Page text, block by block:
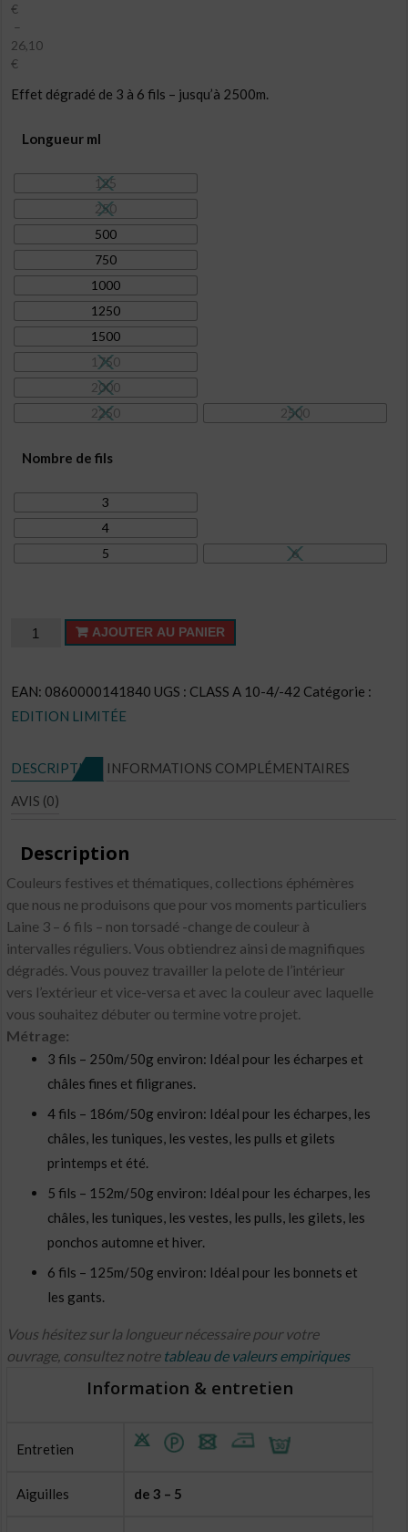
€
–
26,10
€
de
6,50€
26,10€
Effet dégradé de 3 à 6 fils – jusqu’à 2500m.
Longueur ml
125
250
500
750
1000
1250
1500
1750
2000
2250
2500
Nombre de fils
3
4
5
6
quantité
AJOUTER AU PANIER
EAN: 0860000141840 UGS : CLASS A 10-4/-42 Catégorie :
EDITION LIMITÉE
DESCRIPTION
INFORMATIONS COMPLÉMENTAIRES
AVIS (0)
Description
Couleurs festives et thématiques, collections éphémères
que nous ne produisons que pour vos moments particuliers
Laine 3 – 6 fils – non torsadé -change de couleur à
intervalles réguliers. Vous obtiendrez ainsi de magnifiques
dégradés. Vous pouvez travailler la pelote de l’intérieur
vers l’extérieur et vice-versa et avec la couleur avec laquelle
vous souhaitez débuter ou termine votre projet.
Métrage:
3 fils – 250m/50g environ: Idéal pour les écharpes et
châles fines et filigranes.
4 fils – 186m/50g environ: Idéal pour les écharpes, les
châles, les tuniques, les vestes, les pulls et gilets
printemps et été.
5 fils – 152m/50g environ: Idéal pour les écharpes, les
châles, les tuniques, les vestes, les pulls, les gilets, les
ponchos automne et hiver.
6 fils – 125m/50g environ: Idéal pour les bonnets et
les gants.
Vous hésitez sur la longueur nécessaire pour votre
ouvrage, consultez notre tableau de valeurs empiriques
Information & entretien
Entretien
Aiguilles de 3 – 5